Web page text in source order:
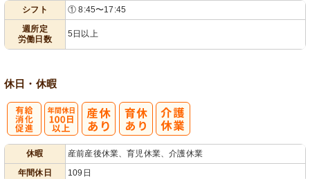
シフト
① 8:45〜17:45
週所定
労働日数
5日以上
休日・休暇
休暇
産前産後休業、育児休業、介護休業
年間休日
109日